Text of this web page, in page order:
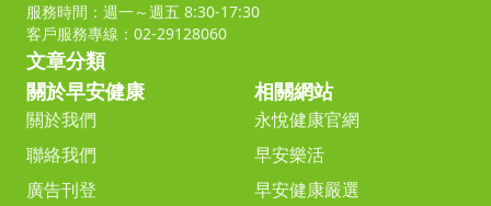
服務時間：週一～週五 8:30-17:30
客戶服務專線：02-29128060
文章分類
關於早安健康
關於我們
聯絡我們
廣告刊登
相關網站
永悅健康官網
早安樂活
早安健康嚴選